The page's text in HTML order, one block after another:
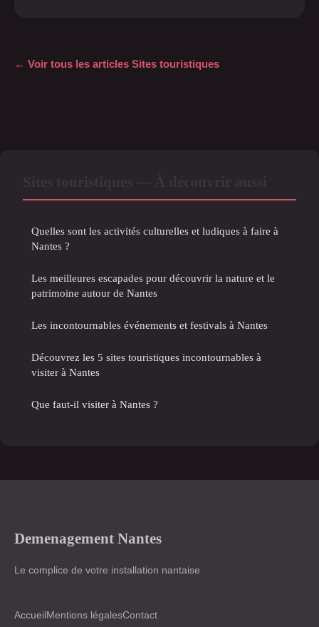
← Voir tous les articles Sites touristiques
Quelles sont les activités culturelles et ludiques à faire à
Nantes ?
Les meilleures escapades pour découvrir la nature et le
patrimoine autour de Nantes
Les incontournables événements et festivals à Nantes
Découvrez les 5 sites touristiques incontournables à
visiter à Nantes
Que faut-il visiter à Nantes ?
Demenagement Nantes
Le complice de votre installation nantaise
AccueilMentions légalesContact